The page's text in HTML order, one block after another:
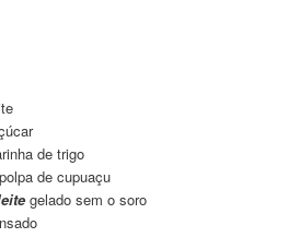
de trigo
de cupuaçu
gelado sem o soro